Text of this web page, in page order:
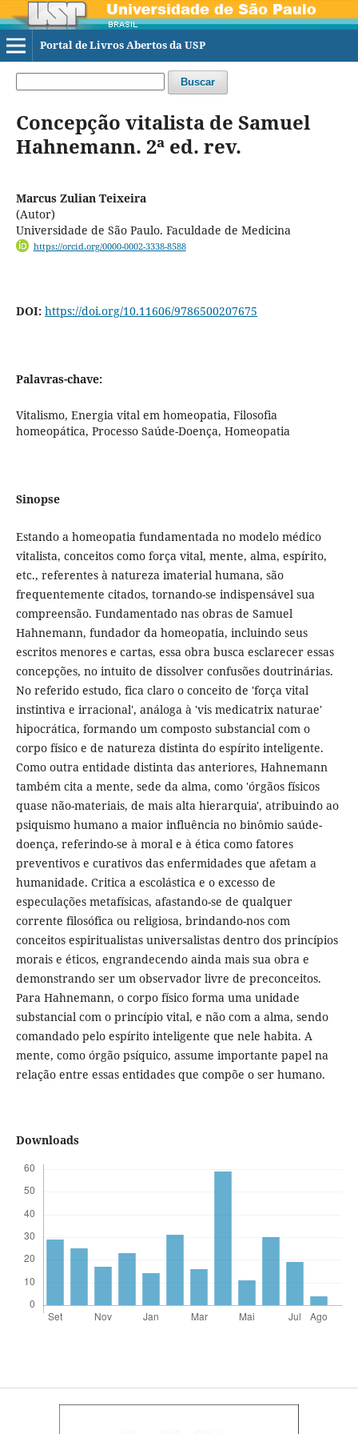
Portal de Livros Abertos da USP
Buscar
Concepção vitalista de Samuel
Hahnemann. 2ª ed. rev.
Marcus Zulian Teixeira
(Autor)
Universidade de São Paulo. Faculdade de Medicina
https://orcid.org/0000-0002-3338-8588
DOI: https://doi.org/10.11606/9786500207675
Palavras-chave:
Vitalismo, Energia vital em homeopatia, Filosofia
homeopática, Processo Saúde-Doença, Homeopatia
Sinopse
Estando a homeopatia fundamentada no modelo médico
vitalista, conceitos como força vital, mente, alma, espírito,
etc., referentes à natureza imaterial humana, são
frequentemente citados, tornando-se indispensável sua
compreensão. Fundamentado nas obras de Samuel
Hahnemann, fundador da homeopatia, incluindo seus
escritos menores e cartas, essa obra busca esclarecer essas
concepções, no intuito de dissolver confusões doutrinárias.
No referido estudo, fica claro o conceito de 'força vital
instintiva e irracional', análoga à 'vis medicatrix naturae'
hipocrática, formando um composto substancial com o
corpo físico e de natureza distinta do espírito inteligente.
Como outra entidade distinta das anteriores, Hahnemann
também cita a mente, sede da alma, como 'órgãos físicos
quase não-materiais, de mais alta hierarquia', atribuindo ao
psiquismo humano a maior influência no binômio saúde-
doença, referindo-se à moral e à ética como fatores
preventivos e curativos das enfermidades que afetam a
humanidade. Critica a escolástica e o excesso de
especulações metafísicas, afastando-se de qualquer
corrente filosófica ou religiosa, brindando-nos com
conceitos espiritualistas universalistas dentro dos princípios
morais e éticos, engrandecendo ainda mais sua obra e
demonstrando ser um observador livre de preconceitos.
Para Hahnemann, o corpo físico forma uma unidade
substancial com o princípio vital, e não com a alma, sendo
comandado pelo espírito inteligente que nele habita. A
mente, como órgão psíquico, assume importante papel na
relação entre essas entidades que compõe o ser humano.
Downloads